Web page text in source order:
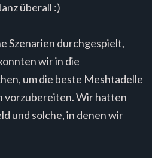
überall :)
Szenarien durchgespielt,
wir in die
um die beste Meshtadelle
vorzubereiten. Wir hatten
und solche, in denen wir